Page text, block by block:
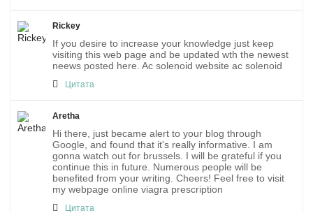
Rickey
If you desire to increase your knowledge just keep
visiting this web page and be updated wth the newest
neews posted here. Ac solenoid website ac solenoid
Цитата
Aretha
Hi there, just became alert to your blog through
Google, and found that it's really informative. I am
gonna watch out for brussels. I will be grateful if you
continue this in future. Numerous people will be
benefited from your writing. Cheers! Feel free to visit
my webpage online viagra prescription
Цитата